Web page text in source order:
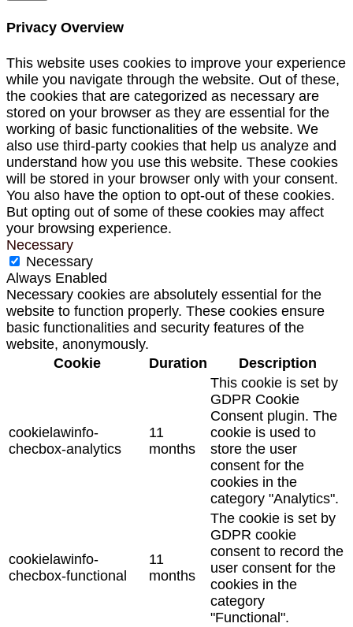
Privacy Overview
This website uses cookies to improve your experience
while you navigate through the website. Out of these,
the cookies that are categorized as necessary are
stored on your browser as they are essential for the
working of basic functionalities of the website. We
also use third-party cookies that help us analyze and
understand how you use this website. These cookies
will be stored in your browser only with your consent.
You also have the option to opt-out of these cookies.
But opting out of some of these cookies may affect
your browsing experience.
Necessary
Necessary
Always Enabled
Necessary cookies are absolutely essential for the
website to function properly. These cookies ensure
basic functionalities and security features of the
website, anonymously.
Cookie
Duration Description
cookielawinfo-
checbox-analytics
11
months
This cookie is set by
GDPR Cookie
Consent plugin. The
cookie is used to
store the user
consent for the
cookies in the
category "Analytics".
cookielawinfo-
checbox-functional
11
months
The cookie is set by
GDPR cookie
consent to record the
user consent for the
cookies in the
category
"Functional".